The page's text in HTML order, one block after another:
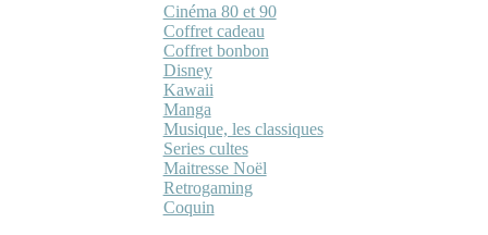
Cinéma 80 et 90
Coffret cadeau
Coffret bonbon
Disney
Kawaii
Manga
Musique, les classiques
Series cultes
Maitresse Noël
Retrogaming
Coquin